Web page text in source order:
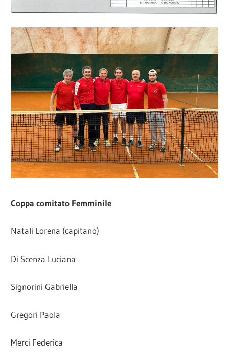
Coppa comitato Femminile
Natali Lorena (capitano)
Di Scenza Luciana
Signorini Gabriella
Gregori Paola
Merci Federica